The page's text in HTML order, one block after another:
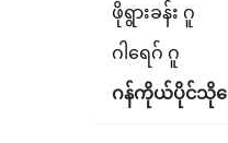
ဖိုရွားခန်း ဂူ
ဂါရေဂ် ဂူ
ဂန်ကိုယ်ပိုင်သိုလှ